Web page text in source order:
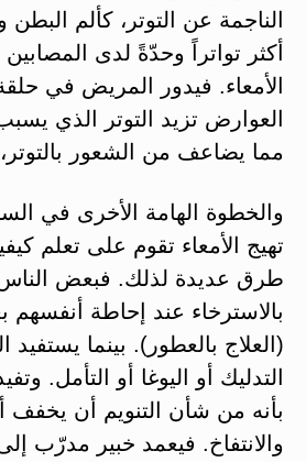
الناجمة عن التوتر، كألم البطن
أكثر تواتراً وحدّةً لدى
الأمعاء. فيدور المريض في
العوارض تزيد التوتر الذي
مما يضاعف من الشعور
والخطوة الهامة الأخرى في
تهيج الأمعاء تقوم على تعلم
طرق عديدة لذلك. فبعض
بالاسترخاء عند إحاطة أنفسهم
(العلاج بالعطور). بينما
التدليك أو اليوغا أو التأمل.
بأنه من شأن التنويم أن يخفف
والانتفاخ. فيعمد خبير مدرّب